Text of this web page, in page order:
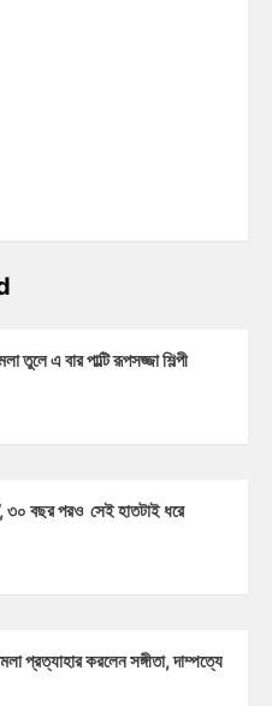
তুলে এ বার পাল্টি রূপসজ্জা শিল্পী
৩০ বছর পরও সেই হাতটাই ধরে
প্রত্যাহার করলেন সঙ্গীতা, দাম্পত্যে